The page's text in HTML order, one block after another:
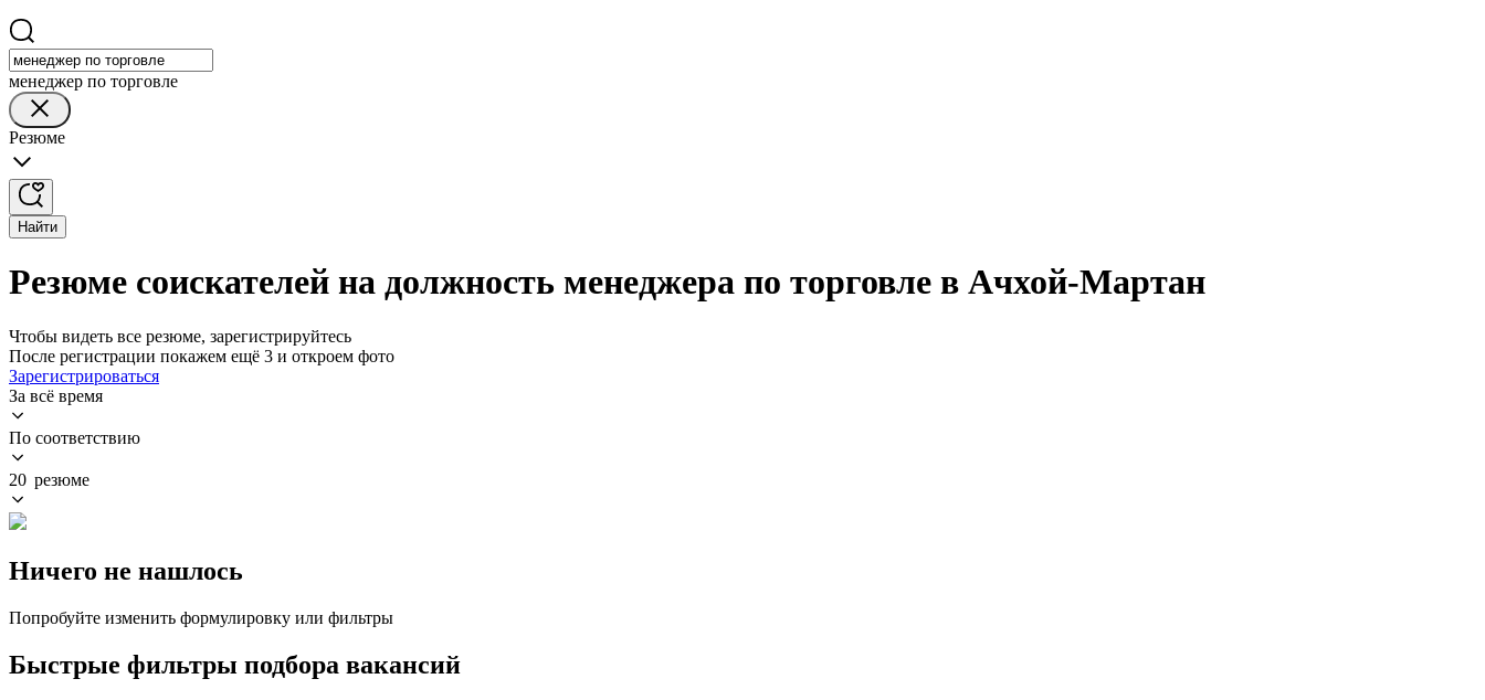
менеджер по торговле
Резюме
Найти
Резюме соискателей на должность менеджера по торговле в Ачхой-Мартан
Чтобы видеть все резюме, зарегистрируйтесь
После регистрации покажем ещё 3 и откроем фото
Зарегистрироваться
За всё время
По соответствию
20 резюме
Ничего не нашлось
Попробуйте изменить формулировку или фильтры
Быстрые фильтры подбора вакансий